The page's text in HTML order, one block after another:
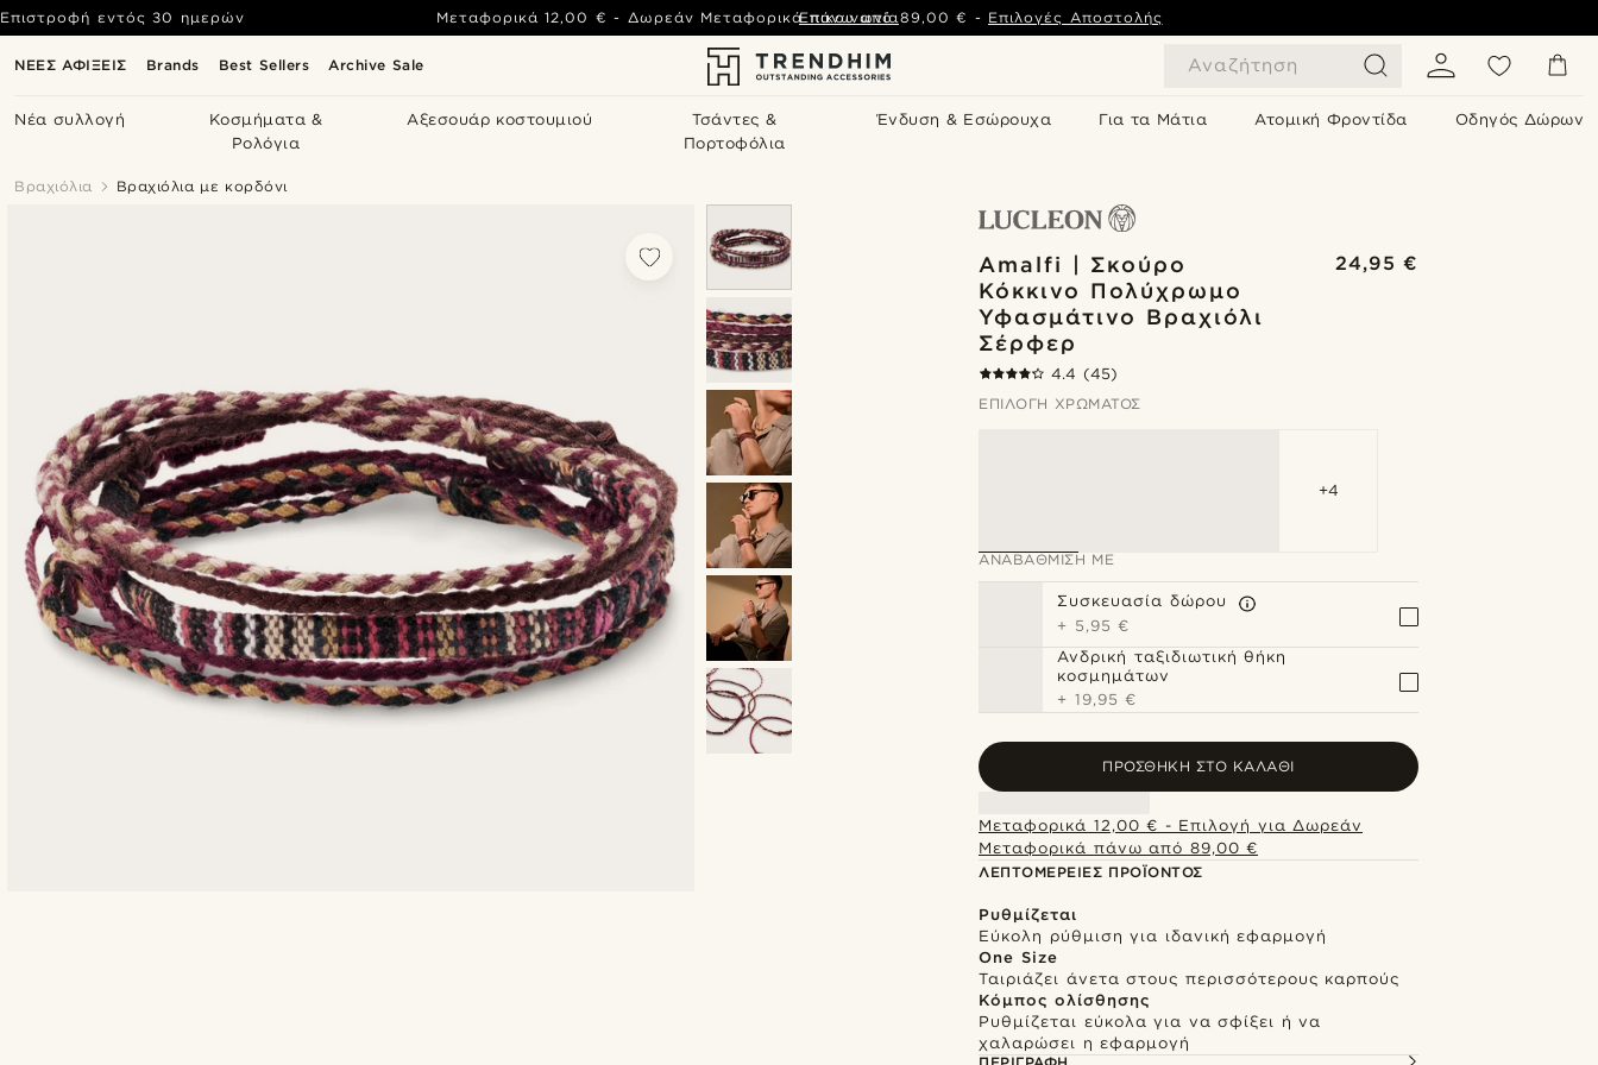
ΝΕΕΣ ΑΦΙΞΕΙΣ Brands Best Sellers Archive Sale Αναζήτηση
Νέα συλλογή
Κοσμήματα &
Ρολόγια
Αξεσουάρ κοστουμιού
Τσάντες &
Πορτοφόλια
Ένδυση & Εσώρουχα Για τα Μάτια Ατομική Φροντίδα Οδηγός Δώρων
Επιστροφή εντός 30 ημερών Μεταφορικά 12,00 € - Δωρεάν Μεταφορικά πάνω από89,00 € - Επιλογές Αποστολής
Επικοινωνία
Βραχιόλια Βραχιόλια με κορδόνι
Amalfi | Σκούρο
Κόκκινο Πολύχρωμο
Υφασμάτινο Βραχιόλι
Σέρφερ
24,95 €
4.4 (45)
ΕΠΙΛΟΓΉ ΧΡΏΜΑΤΟΣ
+4
ΑΝΑΒΆΘΜΙΣΗ ΜΕ
Συσκευασία δώρου
+ 5,95 €
Ανδρική ταξιδιωτική θήκη
κοσμημάτων
+ 19,95 €
ΠΡΟΣΘΉΚΗ ΣΤΟ ΚΑΛΆΘΙ
Μεταφορικά 12,00 € - Επιλογή για Δωρεάν
Μεταφορικά πάνω από 89,00 €
ΛΕΠΤΟΜΈΡΕΙΕΣ ΠΡΟΪΌΝΤΟΣ
Ρυθμίζεται
Εύκολη ρύθμιση για ιδανική εφαρμογή
One Size
Ταιριάζει άνετα στους περισσότερους καρπούς
Κόμπος oλίσθησης
Ρυθμίζεται εύκολα για να σφίξει ή να
χαλαρώσει η εφαρμογή